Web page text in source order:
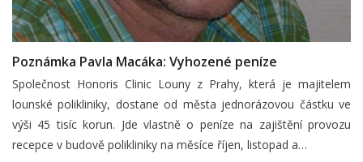
Poznámka Pavla Macáka: Vyhozené peníze
Společnost Honoris Clinic Louny z Prahy, která je majitelem
lounské polikliniky, dostane od města jednorázovou částku ve
výši 45 tisíc korun. Jde vlastně o peníze na zajištění provozu
recepce v budově polikliniky na měsíce říjen, listopad a…